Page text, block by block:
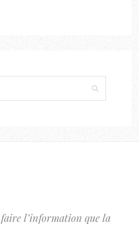
l’information que la